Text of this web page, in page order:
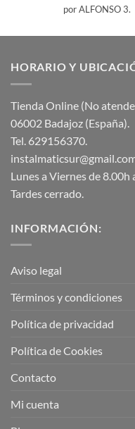
Valorado
con
por ALFONSO 3.
HORARIO Y
Tienda Online (No
06002 Badajoz (España).
Tel. 629156370.
Lunes a Viernes de 8.00h
Tardes cerrado.
INFORMACIÓN:
Aviso legal
Términos y condiciones
Política de privacidad
Política de Cookies
Contacto
Mi cuenta